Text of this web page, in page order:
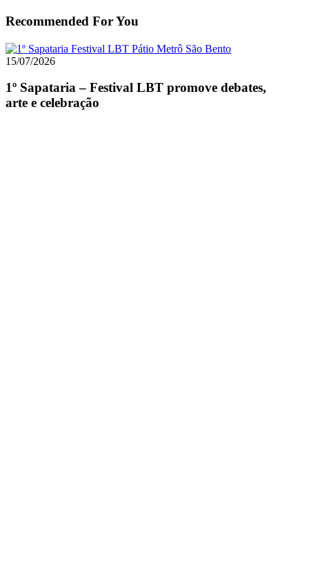
Recommended For You
1º
Sapataria
Festival
LBT
promove
15/07/2026
1º Sapataria – Festival LBT promove debates,
arte e celebração